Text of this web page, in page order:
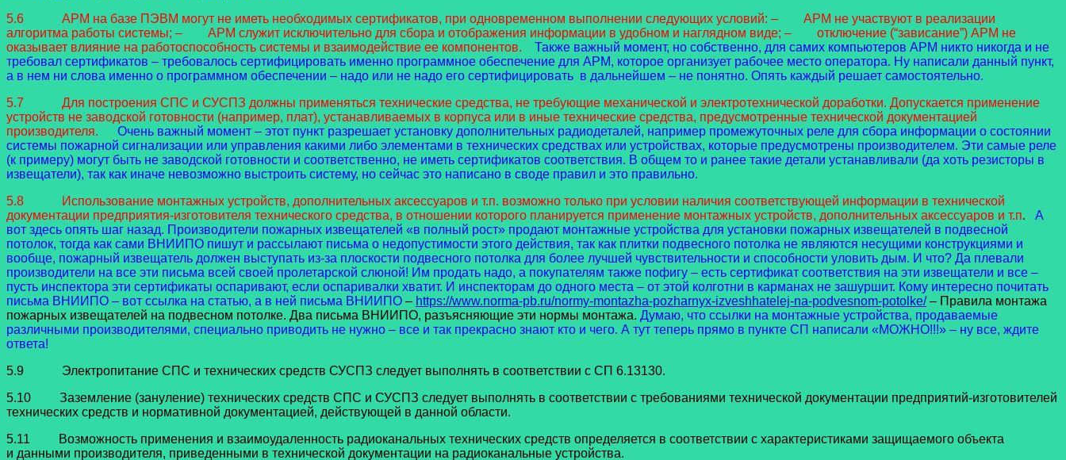
5.6 АРМ на базе ПЭВМ могут не иметь необходимых сертификатов, при одновременном выполнении следующих условий: – АРМ не участвуют в реализации
алгоритма работы системы; – АРМ служит исключительно для сбора и отображения информации в удобном и наглядном виде; – отключение (“зависание”) АРМ не
оказывает влияние на работоспособность системы и взаимодействие ее компонентов.
Также важный момент, но собственно, для самих компьютеров АРМ никто никогда и не
требовал сертификатов – требовалось сертифицировать именно программное обеспечение для АРМ, которое организует рабочее место оператора. Ну написали данный пункт,
а в нем ни слова именно о программном обеспечении – надо или не надо его сертифицировать в дальнейшем – не понятно. Опять каждый решает самостоятельно.
5.7 Для построения СПС и СУСПЗ должны применяться технические средства, не требующие механической и электротехнической доработки. Допускается применение
устройств не заводской готовности (например, плат), устанавливаемых в корпуса или в иные технические средства, предусмотренные технической документацией
производителя.
Очень важный момент – этот пункт разрешает установку дополнительных радиодеталей, например промежуточных реле для сбора информации о состоянии
системы пожарной сигнализации или управления какими либо элементами в технических средствах или устройствах, которые предусмотрены производителем. Эти самые реле
(к примеру) могут быть не заводской готовности и соответственно, не иметь сертификатов соответствия. В общем то и ранее такие детали устанавливали (да хоть резисторы в
извещатели), так как иначе невозможно выстроить систему, но сейчас это написано в своде правил и это правильно.
5.8 Использование монтажных устройств, дополнительных аксессуаров и т.п. возможно только при условии наличия соответствующей информации в технической
документации предприятия-изготовителя технического средства, в отношении которого планируется применение монтажных устройств, дополнительных аксессуаров и т.п. А
вот здесь опять шаг назад. Производители пожарных извещателей «в полный рост» продают монтажные устройства для установки пожарных извещателей в подвесной
потолок, тогда как сами ВНИИПО пишут и рассылают письма о недопустимости этого действия, так как плитки подвесного потолка не являются несущими конструкциями и
вообще, пожарный извещатель должен выступать из-за плоскости подвесного потолка для более лучшей чувствительности и способности уловить дым. И что? Да плевали
производители на все эти письма всей своей пролетарской слюной! Им продать надо, а покупателям также пофигу – есть сертификат соответствия на эти извещатели и все –
пусть инспектора эти сертификаты оспаривают, если оспаривалки хватит. И инспекторам до одного места – от этой колготни в карманах не зашуршит. Кому интересно почитать
письма ВНИИПО – вот ссылка на статью, а в ней письма ВНИИПО – https://www.norma-pb.ru/normy-montazha-pozharnyx-izveshhatelej-na-podvesnom-potolke/– Правила монтажа
пожарных извещателей на подвесном потолке. Два письма ВНИИПО, разъясняющие эти нормы монтажа. Думаю, что ссылки на монтажные устройства, продаваемые
различными производителями, специально приводить не нужно – все и так прекрасно знают кто и чего. А тут теперь прямо в пункте СП написали «МОЖНО!!!» – ну все, ждите
ответа!
5.9 Электропитание СПС и технических средств СУСПЗ следует выполнять в соответствии с СП 6.13130.
5.10 Заземление (зануление) технических средств СПС и СУСПЗ следует выполнять в соответствии с требованиями технической документации предприятий-изготовителей
технических средств и нормативной документацией, действующей в данной области.
5.11 Возможность применения и взаимоудаленность радиоканальных технических средств определяется в соответствии с характеристиками защищаемого объекта
и данными производителя, приведенными в технической документации на радиоканальные устройства.